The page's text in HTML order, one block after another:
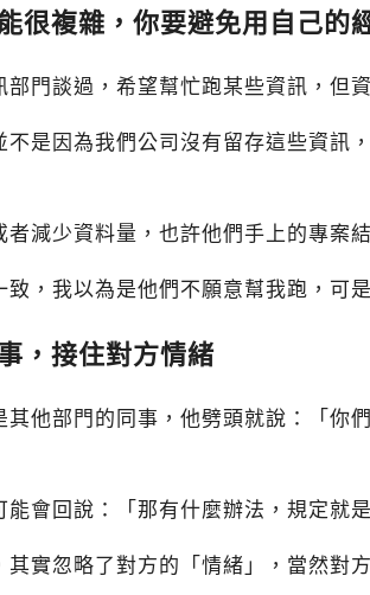
很複雜，你要避免用自己的
門談過，希望幫忙跑某些資訊，但
是因為我們公司沒有留存這些資訊
減少資料量，也許他們手上的專案
，我以為是他們不願意幫我跑，可
，接住對方情緒
他部門的同事，他劈頭就說：「你
會回說：「那有什麼辦法，規定就是
實忽略了對方的「情緒」，當然對